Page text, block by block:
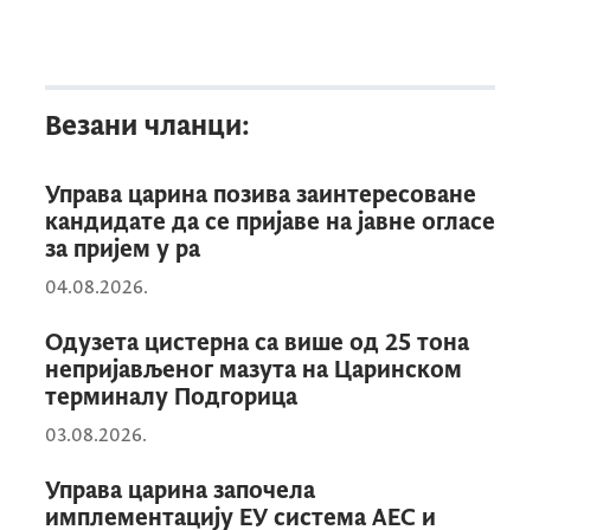
Везани чланци:
Управа царина позива заинтересоване
кандидате да се пријаве на јавне огласе
за пријем у ра
04.08.2026.
Одузета цистерна са више од 25 тона
непријављеног мазута на Царинском
терминалу Подгорица
03.08.2026.
Управа царина започела
имплементацију ЕУ система АЕС и